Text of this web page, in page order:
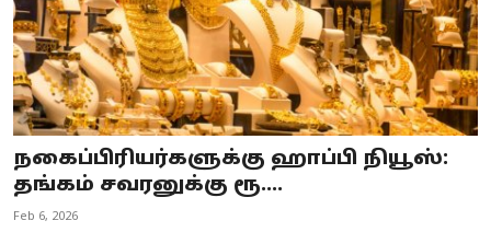
நகைப்பிரியர்களுக்கு ஹாப்பி நியூஸ்:
தங்கம் சவரனுக்கு ரூ....
Feb 6, 2026